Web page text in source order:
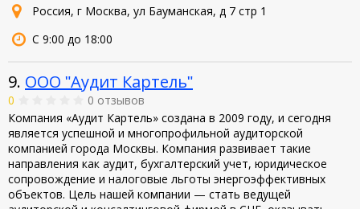
Россия, г Москва, ул Бауманская, д 7 стр 1
С 9:00 до 18:00
9. ООО ʺАудит Картельʺ
0
0 отзывов
Компания «Аудит Картель» создана в 2009 году, и сегодня
является успешной и многопрофильной аудиторской
компанией города Москвы. Компания развивает такие
направления как аудит, бухгалтерский учет, юридическое
сопровождение и налоговые льготы энергоэффективных
объектов. Цель нашей компании — стать ведущей